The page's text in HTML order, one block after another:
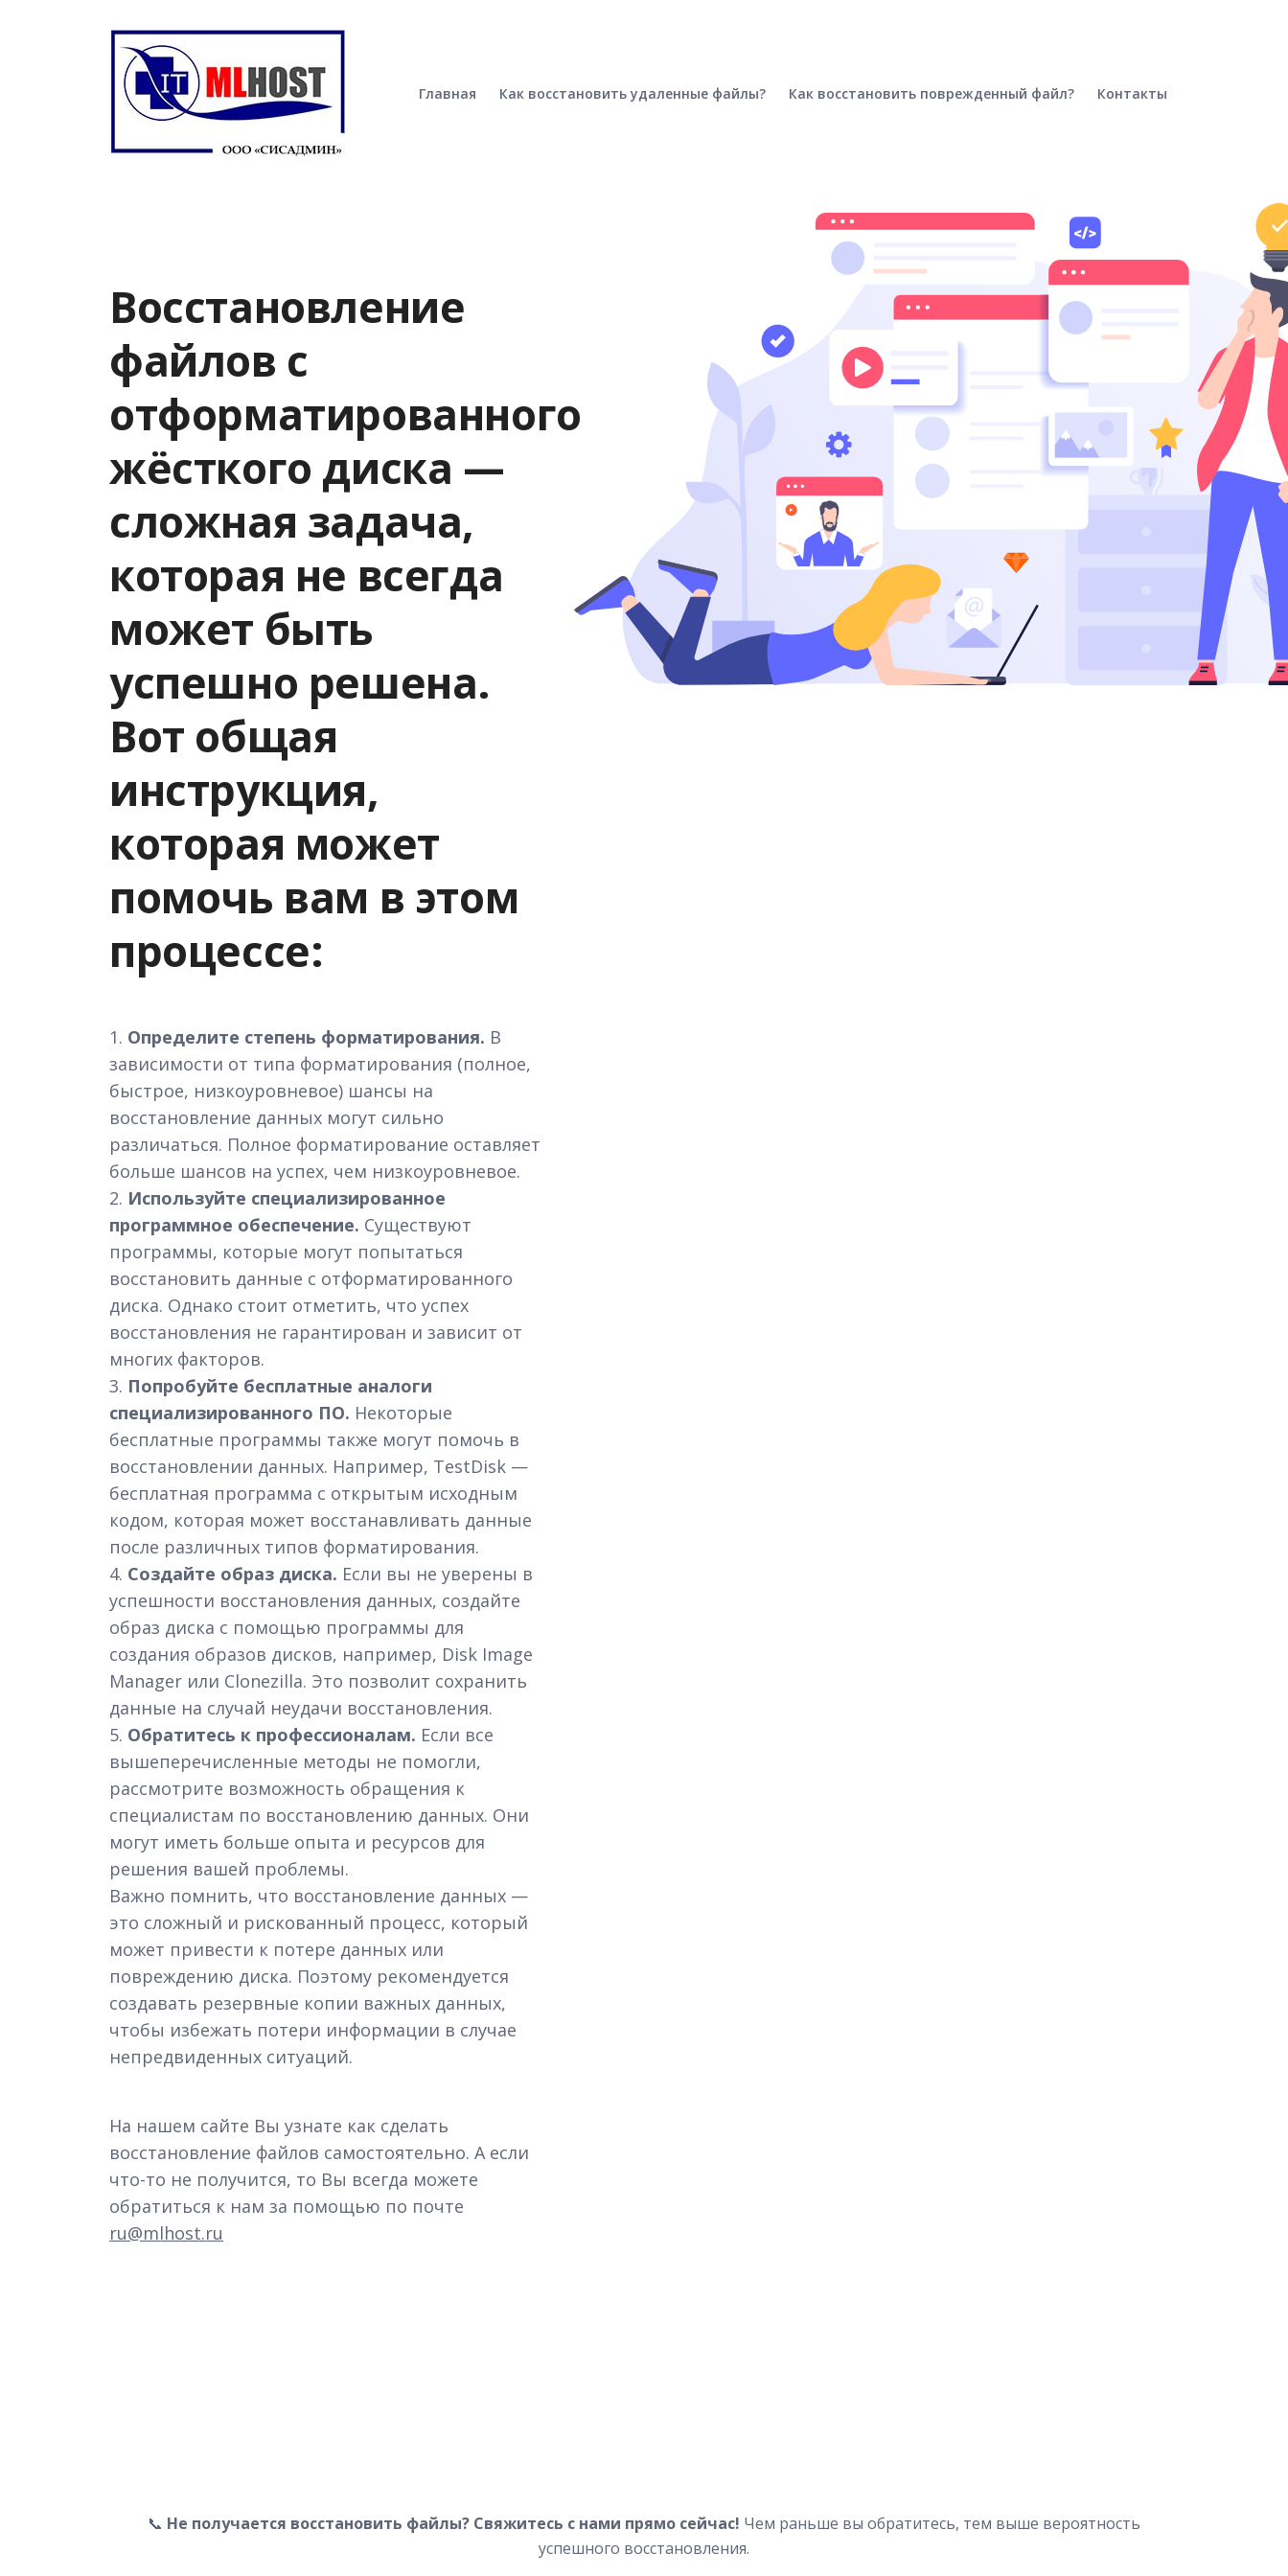
Главная Как восстановить удаленные файлы? Как восстановить поврежденный файл? Контакты
Восстановление
файлов с
отформатированного
жёсткого диска —
сложная задача,
которая не всегда
может быть
успешно решена.
Вот общая
инструкция,
которая может
помочь вам в этом
процессе:
1. Определите степень форматирования. В
зависимости от типа форматирования (полное,
быстрое, низкоуровневое) шансы на
восстановление данных могут сильно
различаться. Полное форматирование оставляет
больше шансов на успех, чем низкоуровневое.
2. Используйте специализированное
программное обеспечение. Существуют
программы, которые могут попытаться
восстановить данные с отформатированного
диска. Однако стоит отметить, что успех
восстановления не гарантирован и зависит от
многих факторов.
3. Попробуйте бесплатные аналоги
специализированного ПО. Некоторые
бесплатные программы также могут помочь в
восстановлении данных. Например, TestDisk —
бесплатная программа с открытым исходным
кодом, которая может восстанавливать данные
после различных типов форматирования.
4. Создайте образ диска. Если вы не уверены в
успешности восстановления данных, создайте
образ диска с помощью программы для
создания образов дисков, например, Disk Image
Manager или Clonezilla. Это позволит сохранить
данные на случай неудачи восстановления.
5. Обратитесь к профессионалам. Если все
вышеперечисленные методы не помогли,
рассмотрите возможность обращения к
специалистам по восстановлению данных. Они
могут иметь больше опыта и ресурсов для
решения вашей проблемы.
Важно помнить, что восстановление данных —
это сложный и рискованный процесс, который
может привести к потере данных или
повреждению диска. Поэтому рекомендуется
создавать резервные копии важных данных,
чтобы избежать потери информации в случае
непредвиденных ситуаций.
На нашем сайте Вы узнате как сделать
восстановление файлов самостоятельно. А если
что-то не получится, то Вы всегда можете
обратиться к нам за помощью по почте
ru@mlhost.ru
📞 Не получается восстановить файлы? Свяжитесь с нами прямо сейчас! Чем раньше вы обратитесь, тем выше вероятность
успешного восстановления.